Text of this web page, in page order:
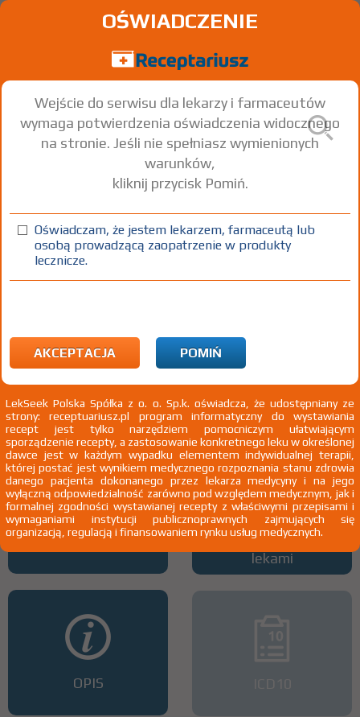
Rivanol 0,1% Coel
płyn do stos. na skórę 1 but. 250 g Na skórę
100%
5,90
Wszystkie dawki leku
Interakcje z lekami
OPIS
ATC
Interakcje z wieloma
lekami
OŚWIADCZENIE
Wejście do serwisu dla lekarzy i farmaceutów
wymaga potwierdzenia oświadczenia widocznego
na stronie. Jeśli nie spełniasz wymienionych
warunków,
kliknij przycisk Pomiń.
Oświadczam, że jestem lekarzem, farmaceutą lub
osobą prowadzącą zaopatrzenie w produkty
lecznicze.
AKCEPTACJA POMIŃ
LekSeek Polska Spółka z o. o. Sp.k. oświadcza, że udostępniany ze
strony: receptuariusz.pl program informatyczny do wystawiania
recept jest tylko narzędziem pomocniczym ułatwiającym
sporządzenie recepty, a zastosowanie konkretnego leku w określonej
dawce jest w każdym wypadku elementem indywidualnej terapii,
której postać jest wynikiem medycznego rozpoznania stanu zdrowia
danego pacjenta dokonanego przez lekarza medycyny i na jego
wyłączną odpowiedzialność zarówno pod względem medycznym, jak i
formalnej zgodności wystawianej recepty z właściwymi przepisami i
wymaganiami instytucji publicznoprawnych zajmujących się
organizacją, regulacją i finansowaniem rynku usług medycznych.